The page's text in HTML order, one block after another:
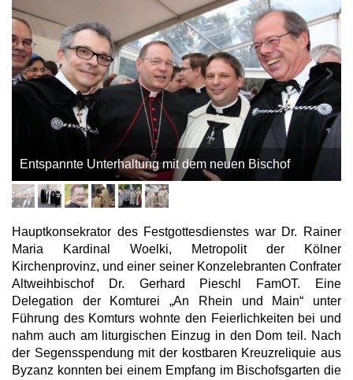
Entspannte Unterhaltung mit dem neuen Bischof
Hauptkonsekrator des Festgottesdienstes war Dr. Rainer
Maria Kardinal Woelki, Metropolit der Kölner
Kirchenprovinz, und einer seiner Konzelebranten Confrater
Altweihbischof Dr. Gerhard Pieschl FamOT. Eine
Delegation der Komturei „An Rhein und Main“ unter
Führung des Komturs wohnte den Feierlichkeiten bei und
nahm auch am liturgischen Einzug in den Dom teil. Nach
der Segensspendung mit der kostbaren Kreuzreliquie aus
Byzanz konnten bei einem Empfang im Bischofsgarten die